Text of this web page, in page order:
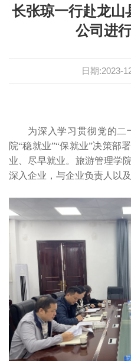
长张琼一行赴龙山
公司进
日期:2023-
为深入学习贯彻党的二
院“稳就业”“保就业”决策部
业、尽早就业。旅游管理学
深入企业，与企业负责人以及